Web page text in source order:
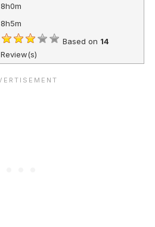
8h0m
8h5m
Based on 14
Review(s)